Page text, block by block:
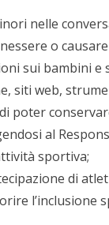
nelle
o
sui bambini
siti web,
poter
al
sportiva;
di